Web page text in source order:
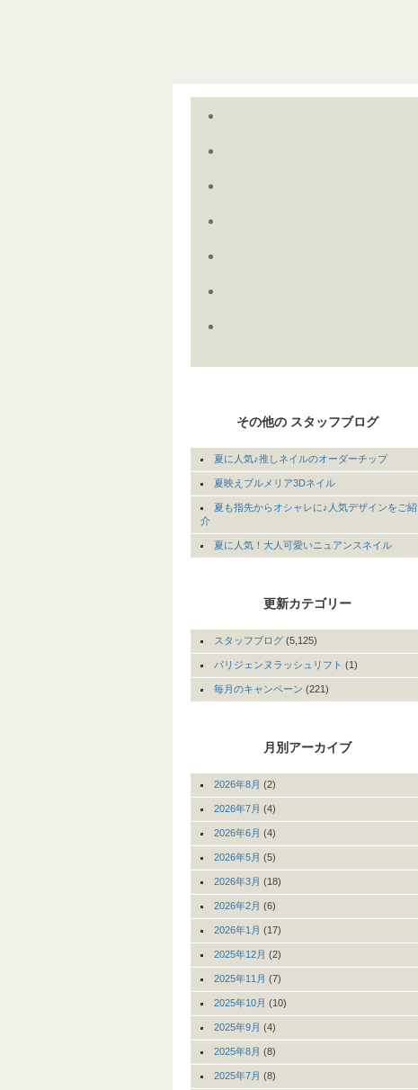
その他の スタッフブログ
夏に人気♪推しネイルのオーダーチップ
夏映えプルメリア3Dネイル
夏も指先からオシャレに♪人気デザインをご紹
介
夏に人気！大人可愛いニュアンスネイル
更新カテゴリー
スタッフブログ (5,125)
パリジェンヌラッシュリフト (1)
毎月のキャンペーン (221)
月別アーカイブ
2026年8月 (2)
2026年7月 (4)
2026年6月 (4)
2026年5月 (5)
2026年3月 (18)
2026年2月 (6)
2026年1月 (17)
2025年12月 (2)
2025年11月 (7)
2025年10月 (10)
2025年9月 (4)
2025年8月 (8)
2025年7月 (8)